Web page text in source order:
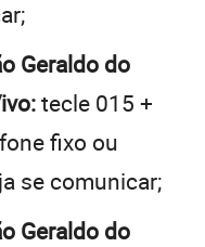
Geraldo do
tecle 015 +
fixo ou
se comunicar;
Geraldo do